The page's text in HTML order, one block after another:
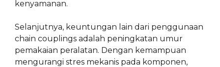
kenyamanan.
Selanjutnya, keuntungan lain dari penggunaan
chain couplings adalah peningkatan umur
pemakaian peralatan. Dengan kemampuan
mengurangi stres mekanis pada komponen,